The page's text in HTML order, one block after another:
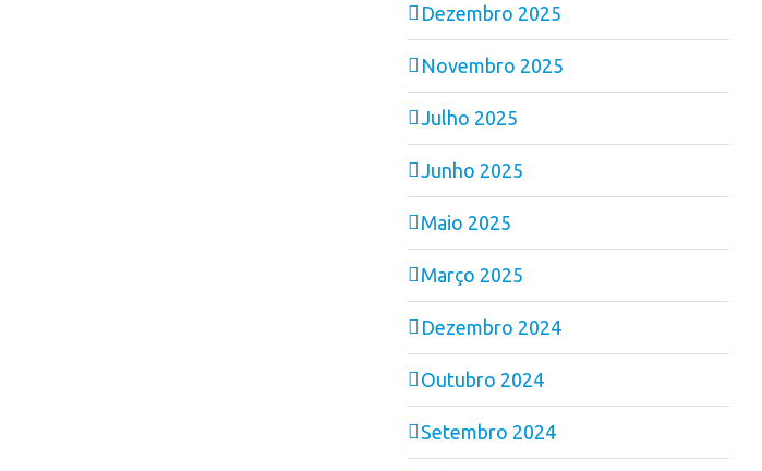
Dezembro 2025
Novembro 2025
Julho 2025
Junho 2025
Maio 2025
Março 2025
Dezembro 2024
Outubro 2024
Setembro 2024